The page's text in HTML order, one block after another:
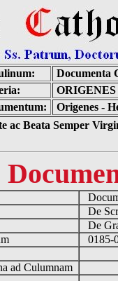
Documenta
Origenes -
ac Beata Semper
De
De
0185-
ad Culumnam